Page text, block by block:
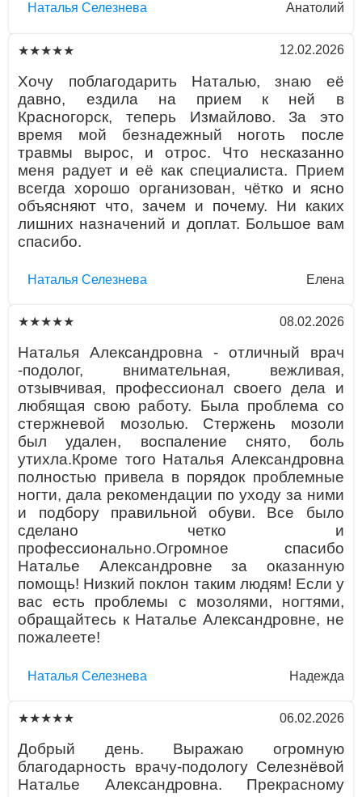
Наталья Селезнева Анатолий
★★★★★ 12.02.2026
Хочу поблагодарить Наталью, знаю её
давно, ездила на прием к ней в
Красногорск, теперь Измайлово. За это
время мой безнадежный ноготь после
травмы вырос, и отрос. Что несказанно
меня радует и её как специалиста. Прием
всегда хорошо организован, чётко и ясно
объясняют что, зачем и почему. Ни каких
лишних назначений и доплат. Большое вам
спасибо.
Наталья Селезнева Елена
★★★★★ 08.02.2026
Наталья Александровна - отличный врач
-подолог, внимательная, вежливая,
отзывчивая, профессионал своего дела и
любящая свою работу. Была проблема со
стержневой мозолью. Стержень мозоли
был удален, воспаление снято, боль
утихла.Кроме того Наталья Александровна
полностью привела в порядок проблемные
ногти, дала рекомендации по уходу за ними
и подбору правильной обуви. Все было
сделано четко и
профессионально.Огромное спасибо
Наталье Александровне за оказанную
помощь! Низкий поклон таким людям! Если у
вас есть проблемы с мозолями, ногтями,
обращайтесь к Наталье Александровне, не
пожалеете!
Наталья Селезнева Надежда
★★★★★ 06.02.2026
Добрый день. Выражаю огромную
благодарность врачу-подологу Селезнёвой
Наталье Александровна. Прекрасному